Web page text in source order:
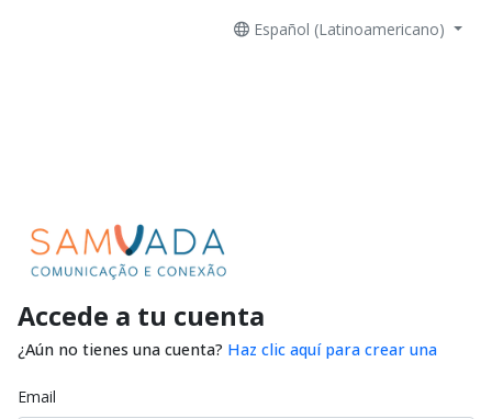
Español (Latinoamericano)
Accede a tu cuenta
¿Aún no tienes una cuenta? Haz clic aquí para crear una
Email